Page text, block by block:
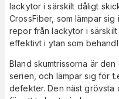
lackytor i särskilt dåligt
CrossFiber, som lämpar
repor från lackytor i
effektivt i ytan som
Bland skumtrissorna är
serien, och lämpar sig för
defekter. Den näst grövsta